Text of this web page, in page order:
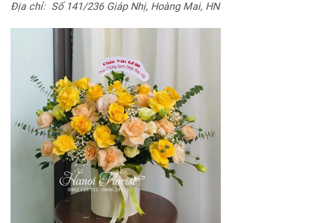
Địa chỉ: Số 141/236 Giáp Nhị, Hoàng Mai, HN